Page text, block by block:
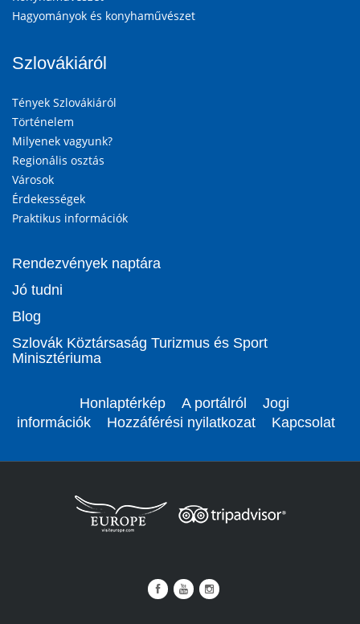
Hagyományok és konyhaművészet
Szlovákiáról
Tények Szlovákiáról
Történelem
Milyenek vagyunk?
Regionális osztás
Városok
Érdekességek
Praktikus információk
Rendezvények naptára
Jó tudni
Blog
Szlovák Köztársaság Turizmus és Sport
Minisztériuma
Honlaptérkép A portálról
Jogi
információk
Hozzáférési nyilatkozat Kapcsolat